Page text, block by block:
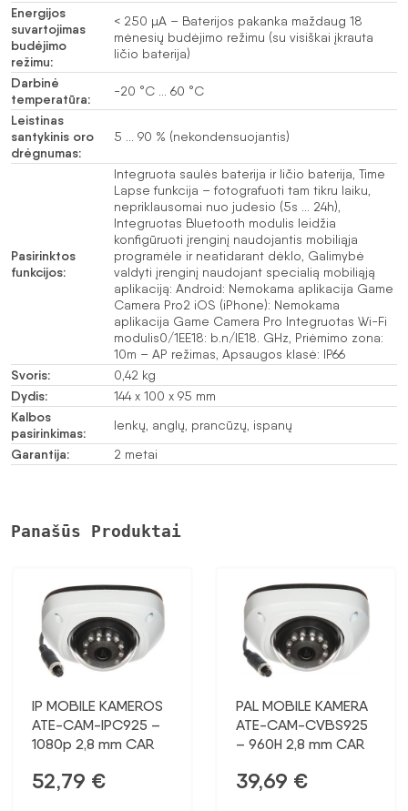
Energijos
suvartojimas
budėjimo
režimu:
< 250 µA – Baterijos pakanka maždaug 18
mėnesių budėjimo režimu (su visiškai įkrauta
ličio baterija)
Darbinė
temperatūra:
-20 °C … 60 °C
Leistinas
santykinis oro
drėgnumas:
5 … 90 % (nekondensuojantis)
Pasirinktos
funkcijos:
Integruota saulės baterija ir ličio baterija, Time
Lapse funkcija – fotografuoti tam tikru laiku,
nepriklausomai nuo judesio (5s … 24h),
Integruotas Bluetooth modulis leidžia
konfigūruoti įrenginį naudojantis mobiliąja
programėle ir neatidarant dėklo, Galimybė
valdyti įrenginį naudojant specialią mobiliąją
aplikaciją: Android: Nemokama aplikacija Game
Camera Pro2 iOS (iPhone): Nemokama
aplikacija Game Camera Pro Integruotas Wi-Fi
modulis0/1EE18: b.n/IE18. GHz, Priėmimo zona:
10m – AP režimas, Apsaugos klasė: IP66
Svoris: 0,42 kg
Dydis: 144 x 100 x 95 mm
Kalbos
pasirinkimas:
lenkų, anglų, prancūzų, ispanų
Garantija: 2 metai
Panašūs Produktai
IP MOBILE KAMEROS
ATE-CAM-IPC925 –
1080p 2,8 mm CAR
52,79 €
PAL MOBILE KAMERA
ATE-CAM-CVBS925
– 960H 2,8 mm CAR
39,69 €